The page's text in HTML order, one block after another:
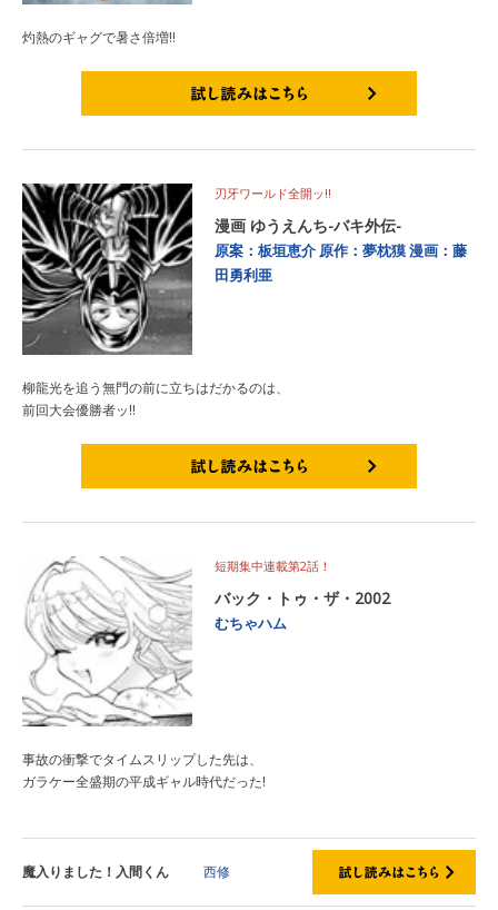
灼熱のギャグで暑さ倍増!!
刃牙ワールド全開ッ!!
漫画 ゆうえんち-バキ外伝-
原案：板垣恵介 原作：夢枕獏漫画：藤
田勇利亜
柳龍光を追う無門の前に立ちはだかるのは、
前回大会優勝者ッ!!
短期集中連載第2話！
バック・トゥ・ザ・2002
むちゃハム
事故の衝撃でタイムスリップした先は、
ガラケー全盛期の平成ギャル時代だった!
魔入りました！入間くん 西修